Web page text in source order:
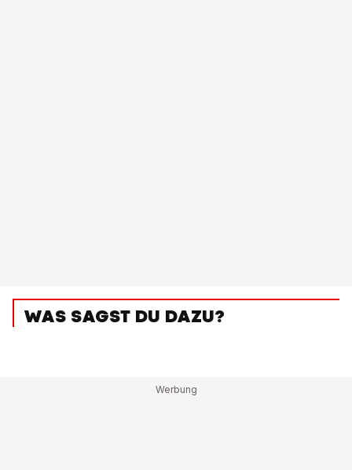
WAS SAGST DU DAZU?